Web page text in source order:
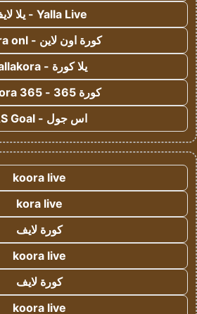
Yalla Live - يلا لايف
كورة اون لاين - koora onl
يلا كورة - yallakora
كورة 365 - kooora 365
اس جول - AS Goal
koora live
kora live
كورة لايف
koora live
كورة لايف
koora live